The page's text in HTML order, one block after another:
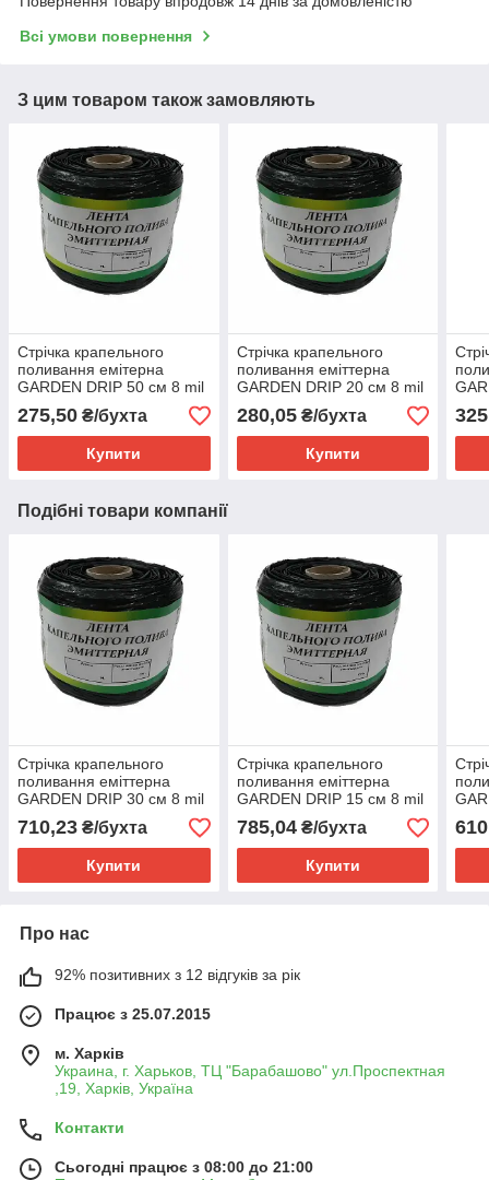
Всі умови повернення
З цим товаром також замовляють
Стрічка крапельного
поливання емітерна
GARDEN DRIP 50 см 8 mil
Корея (бухта 100 м)
275,50 ₴/бухта
Купити
Стрічка крапельного
поливання еміттерна
GARDEN DRIP 20 см 8 mil
Корея (бухта 100 м)
280,05₴/бухта
Купити
Подібні товари компанії
Стрічка крапельного
поливання еміттерна
GARDEN DRIP 30 см 8 mil
710,23 ₴/бухта
Купити
Стрічка крапельного
поливання еміттерна
GARDEN DRIP 15 см 8 mil
785,04₴/бухта
Купити
Про нас
92% позитивних з 12 відгуків за рік
Працює з 25.07.2015
м. Харків
Украина, г. Харьков, ТЦ "Барабашово" ул.Проспектная
,19, Харків, Україна
Контакти
Сьогодні працює з 08:00 до 21:00